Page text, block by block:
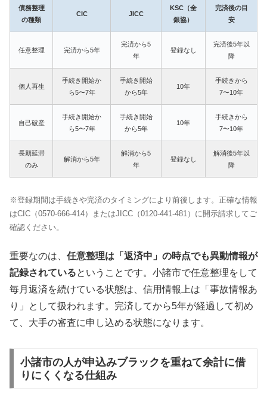
債務整理
の種類
CIC JICC
KSC（全
銀協）
完済後の目
安
任意整理 完済から5年
完済から5
年
登録なし
完済後5年以
降
個人再生
手続き開始か
ら5〜7年
手続き開始
から5年
10年
手続きから
7〜10年
自己破産
手続き開始か
ら5〜7年
手続き開始
から5年
10年
手続きから
7〜10年
長期延滞
のみ
解消から5年
解消から5
年
登録なし
解消後5年以
降
※登録期間は手続きや完済のタイミングにより前後します。正確な情報
はCIC（0570-666-414）またはJICC（0120-441-481）に開示請求してご
確認ください。
重要なのは、 任意整理は「返済中」の時点でも異動情報が
記録されているということです。小諸市で任意整理をして
毎月返済を続けている状態は、信用情報上は「事故情報あ
り」として扱われます。完済してから5年が経過して初め
て、大手の審査に申し込める状態になります。
小諸市の人が申込みブラックを重ねて余計に借
りにくくなる仕組み